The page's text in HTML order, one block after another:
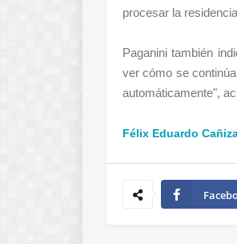
procesar la
Paganini también
ver cómo se
automáticamente",
Félix Eduardo